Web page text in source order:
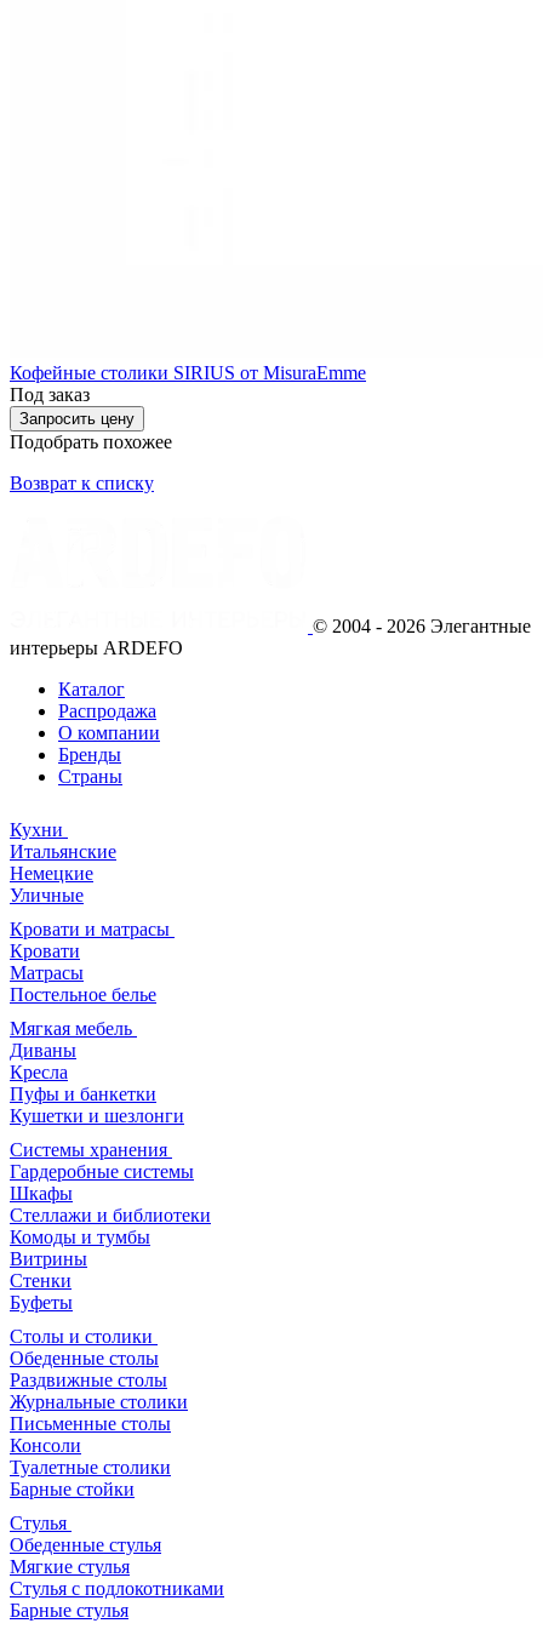
Кофейные столики SIRIUS от MisuraEmme
Под заказ
Запросить цену
Подобрать похожее
Возврат к списку
© 2004 - 2026 Элегантные
интерьеры ARDEFO
Каталог
Распродажа
О компании
Бренды
Страны
Кухни
Итальянские
Немецкие
Уличные
Кровати и матрасы
Кровати
Матрасы
Постельное белье
Мягкая мебель
Диваны
Кресла
Пуфы и банкетки
Кушетки и шезлонги
Системы хранения
Гардеробные системы
Шкафы
Стеллажи и библиотеки
Комоды и тумбы
Витрины
Стенки
Буфеты
Столы и столики
Обеденные столы
Раздвижные столы
Журнальные столики
Письменные столы
Консоли
Туалетные столики
Барные стойки
Стулья
Обеденные стулья
Мягкие стулья
Стулья с подлокотниками
Барные стулья